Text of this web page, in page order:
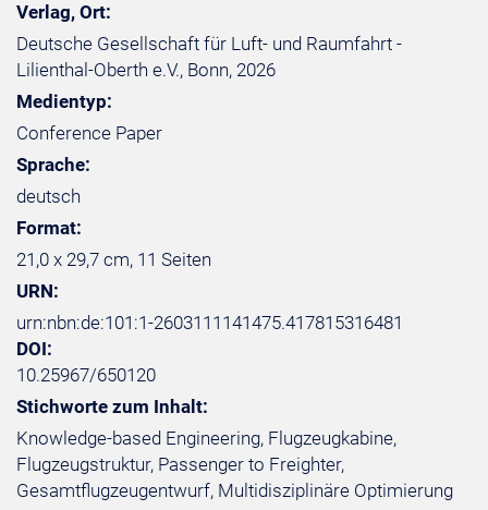
Verlag, Ort:
Deutsche Gesellschaft für Luft- und Raumfahrt -
Lilienthal-Oberth e.V., Bonn, 2026
Medientyp:
Conference Paper
Sprache:
deutsch
Format:
21,0 x 29,7 cm, 11 Seiten
URN:
urn:nbn:de:101:1-2603111141475.417815316481
DOI:
10.25967/650120
Stichworte zum Inhalt:
Knowledge-based Engineering, Flugzeugkabine,
Flugzeugstruktur, Passenger to Freighter,
Gesamtflugzeugentwurf, Multidisziplinäre Optimierung